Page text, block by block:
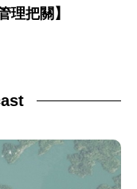
理把關】